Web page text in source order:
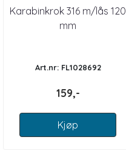
Karabinkrok 316 m/lås 120
mm
Art.nr: FL1028692
159,-
Kjøp